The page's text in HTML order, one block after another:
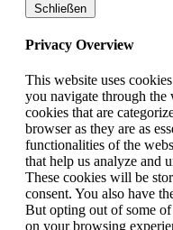
Schließen
Privacy Overview
This website uses
you navigate through the
cookies that are
browser as they are as
functionalities of the
that help us analyze and
These cookies will be
consent. You also have
But opting out of some
on your browsing